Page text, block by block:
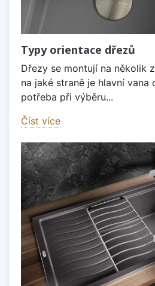
Typy orientace dřezů
Dřezy se montují na několik
na jaké straně je hlavní vana
potřeba při výběru...
Číst více